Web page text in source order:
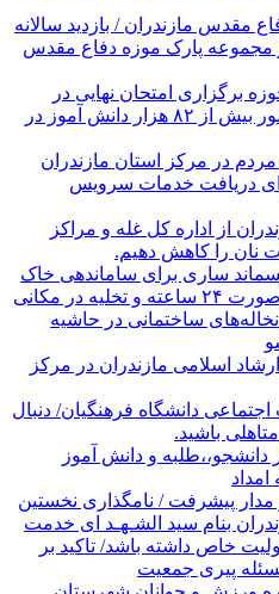
مقدس مازندران / بازدید سالانه
از مجموعه پارک موزه دفاع مقدس
برگزاری امتحان نهایی در
مدرسه دخترانه کوثر / حضور بیش از ۸۲ هزار دانش آموز در
در مرکز استان مازندران
دریافت خدمات سرویس
از اداره کل غله و مراکز
نان را کاهش دهیم.
ساری برای ساماندهی خاک
و نخاله های ساختمانی به صورت ۲۴ ساعته و تخلیه در مکانی
ساختمانی در حاشیه
اسلامی مازندران در مرکز
دانشگاه فرهنگیان/ دنبال
باشید.
بیش از ۱۷ هزار دانشجو،،طلبه و دانش آموز
مدار پیشرفت / نامگذاری نخستین
بنام سید الشـهـد ای خدمت
خاص داشته باشد/ تاکید بر
پیری جمعیت